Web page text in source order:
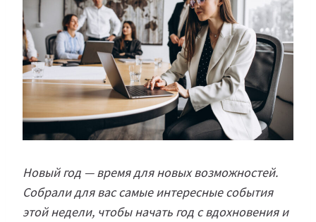
Новый год — время для новых возможностей.
Собрали для вас самые интересные события
этой недели, чтобы начать год с вдохновения и